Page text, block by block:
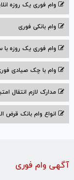
وام فوری یک روزه
وام بانکی فوری
وام فوری یک روزه با
وام با‌ چک صیادی‌
مدارک لازم انتقال
انواع وام بانک قرض
آگهی وام فوری